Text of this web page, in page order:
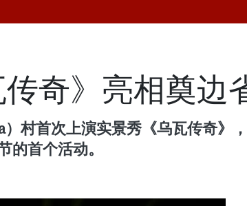
奇》亮相奠边
村首次上演实景秀《乌瓦传奇》
的首个活动。